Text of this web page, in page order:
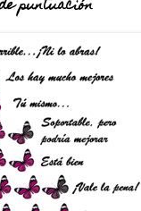
puntuación